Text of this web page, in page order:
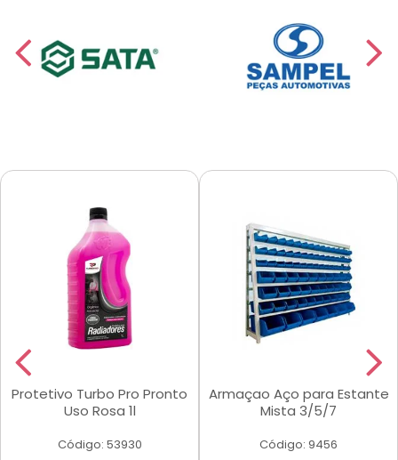
Protetivo Turbo Pro Pronto
Uso Rosa 1l
Código: 53930
Armaçao Aço para Estante
Mista 3/5/7
Código: 9456